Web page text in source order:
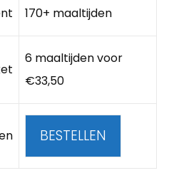
170+ maaltijden
6 maaltijden voor
€33,50
BESTELLEN